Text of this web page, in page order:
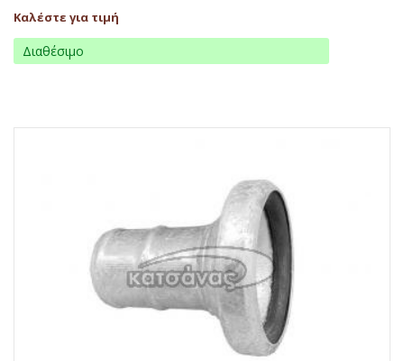
Καλέστε για τιμή
Διαθέσιμο